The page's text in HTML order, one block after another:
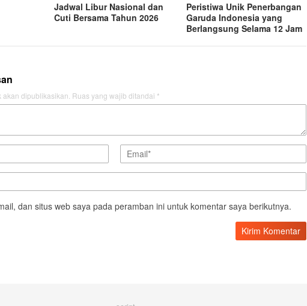
Jadwal Libur Nasional dan
Cuti Bersama Tahun 2026
Peristiwa Unik Penerbangan
Garuda Indonesia yang
Berlangsung Selama 12 Jam
dipublikasikan. Ruas yang wajib ditandai *
dan situs web saya pada peramban ini untuk komentar saya berikutnya.